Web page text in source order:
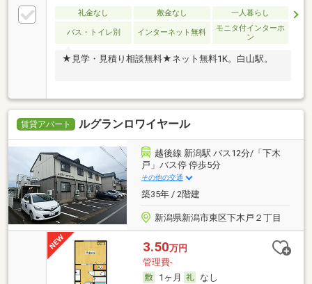
礼金なし 敷金なし 一人暮らし
バス・トイレ別 インターネット無料
モニタ付インターホ
ン
★見学・見積り相談無料★ネット無料1K。白山駅。
賃貸アパート ルグランロワイヤール
越後線 新潟駅 バス12分/「下木
戸」バス停 停歩5分
その他の交通
築35年 / 2階建
新潟県新潟市東区下木戸２丁目
3.50万円
管理費-
1ヶ月
なし